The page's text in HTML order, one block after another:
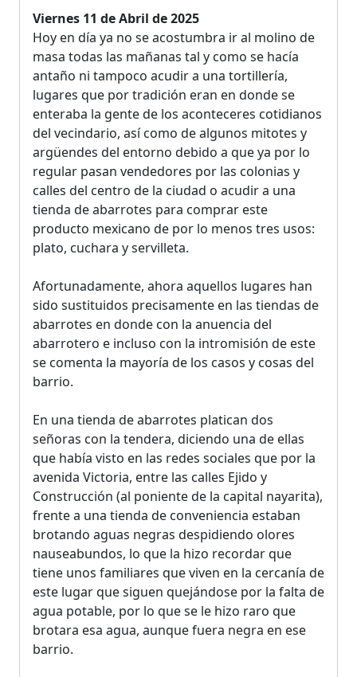
Viernes 11 de Abril de 2025
Hoy en día ya no se acostumbra ir al molino de
masa todas las mañanas tal y como se hacía
antaño ni tampoco acudir a una tortillería,
lugares que por tradición eran en donde se
enteraba la gente de los aconteceres cotidianos
del vecindario, así como de algunos mitotes y
argüendes del entorno debido a que ya por lo
regular pasan vendedores por las colonias y
calles del centro de la ciudad o acudir a una
tienda de abarrotes para comprar este
producto mexicano de por lo menos tres usos:
plato, cuchara y servilleta.
Afortunadamente, ahora aquellos lugares han
sido sustituidos precisamente en las tiendas de
abarrotes en donde con la anuencia del
abarrotero e incluso con la intromisión de este
se comenta la mayoría de los casos y cosas del
barrio.
En una tienda de abarrotes platican dos
señoras con la tendera, diciendo una de ellas
que había visto en las redes sociales que por la
avenida Victoria, entre las calles Ejido y
Construcción (al poniente de la capital nayarita),
frente a una tienda de conveniencia estaban
brotando aguas negras despidiendo olores
nauseabundos, lo que la hizo recordar que
tiene unos familiares que viven en la cercanía de
este lugar que siguen quejándose por la falta de
agua potable, por lo que se le hizo raro que
brotara esa agua, aunque fuera negra en ese
barrio.